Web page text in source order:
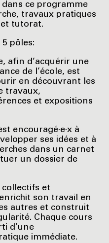
ce programme
travaux pratiques
tutorat.
pôles:
afin d’acquérir une
de l’école, est
en découvrant les
travaux,
et expositions
encouragé·e·x à
ses idées et à
dans un carnet
un dossier de
collectifs et
son travail en
autres et construit
Chaque cours
d’une
immédiate.